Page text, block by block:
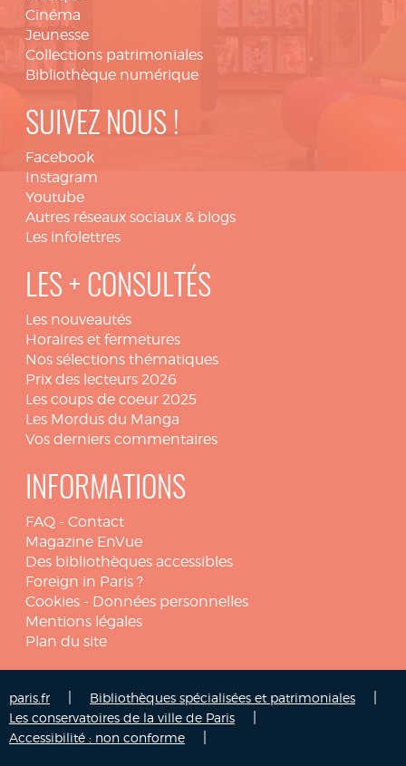
Cinéma
Jeunesse
Collections patrimoniales
Bibliothèque numérique
SUIVEZ NOUS !
Facebook
Instagram
Youtube
Autres réseaux sociaux & blogs
Les infolettres
LES + CONSULTÉS
Les nouveautés
Horaires et fermetures
Nos sélections thématiques
Prix des lecteurs 2026
Les coups de coeur 2025
Les Mordus du Manga
Vos derniers commentaires
INFORMATIONS
FAQ - Contact
Magazine EnVue
Des bibliothèques accessibles
Foreign in Paris ?
Cookies - Données personnelles
Mentions légales
Plan du site
paris.fr Bibliothèques spécialisées et patrimoniales
Les conservatoires de la ville de Paris
Accessibilité : non conforme